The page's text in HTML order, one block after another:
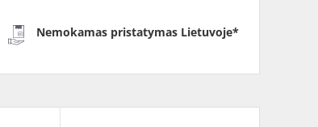
Nemokamas pristatymas Lietuvoje*